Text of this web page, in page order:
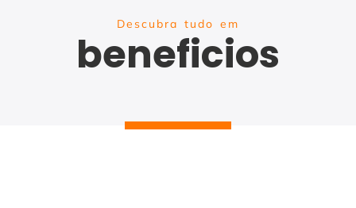
Descubra tudo em
beneficios